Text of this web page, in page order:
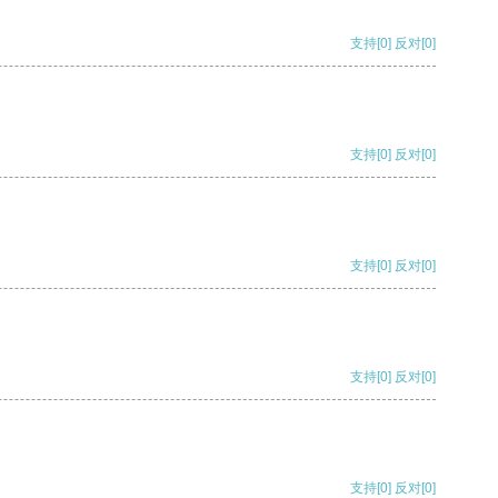
支持[0] 反对[0]
支持[0] 反对[0]
支持[0] 反对[0]
支持[0] 反对[0]
支持[0] 反对[0]